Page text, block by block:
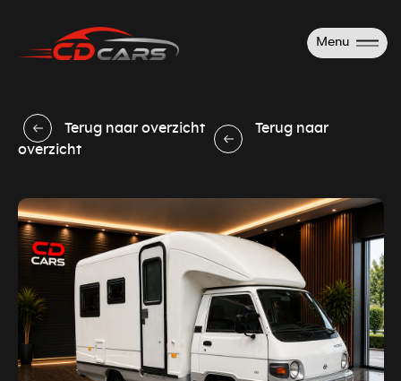
Menu
Terug naar overzicht
Terug naar
overzicht